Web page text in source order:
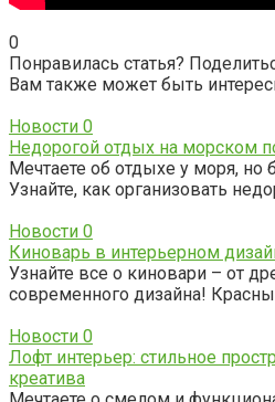
0
Понравилась статья?
Вам также может быть
Новости 0
Недорогой отдых на морском
Мечтаете об отдыхе у моря, но
Узнайте, как организовать
Новости 0
Киноварь в интерьерном
Узнайте все о киновари – от
современного дизайна!
Новости 0
Лофт интерьер: стильное
креатива